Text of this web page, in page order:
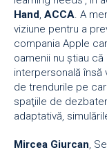
Hand, ACCA. A
viziune pentru a
compania Apple
oamenii nu ştiau
interpersonală
de trendurile pe
spaţiile de
adaptativă,
Mircea Giurcan,